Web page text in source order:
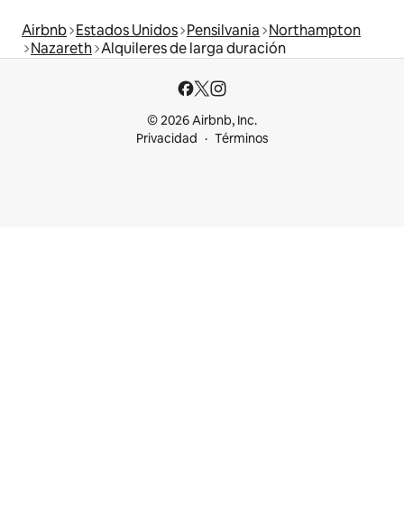
Airbnb Estados Unidos Pensilvania Northampton
Nazareth Alquileres de larga duración
© 2026 Airbnb, Inc.
Privacidad
Términos